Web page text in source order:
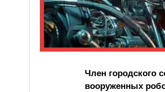
Член городского
вооруженных